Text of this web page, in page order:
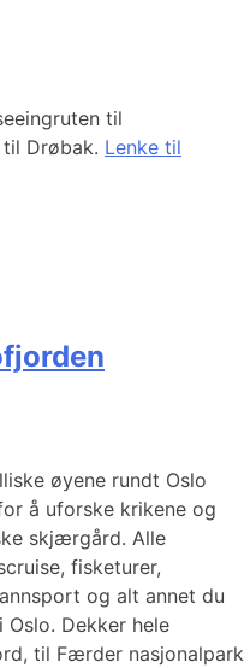
til
Drøbak. Lenke til
øyene rundt Oslo
å uforske krikene og
skjærgård. Alle
fisketurer,
og alt annet du
Dekker hele
til Færder nasjonalpark